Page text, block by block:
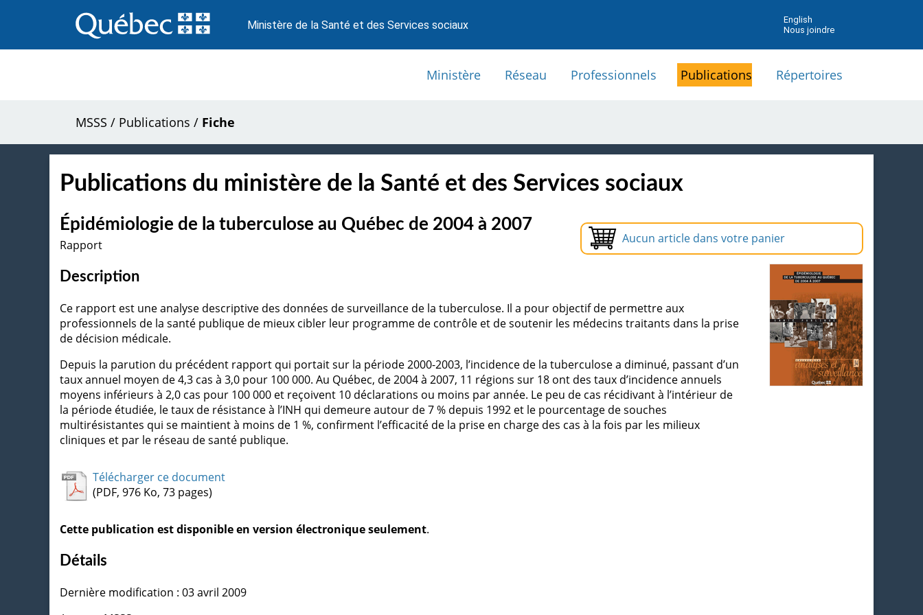
au
contenu
Ministère de la Santé et des Services sociaux
English
Nous joindre
Ministère Réseau Professionnels Publications Répertoires
MSSS / Publications / Fiche
Publications du ministère de la Santé et des Services sociaux
Aucun article dans votre panier
Épidémiologie de la tuberculose au Québec de 2004 à 2007
Rapport
Description
Ce rapport est une analyse descriptive des données de surveillance de la tuberculose. Il a pour objectif de permettre aux
professionnels de la santé publique de mieux cibler leur programme de contrôle et de soutenir les médecins traitants dans la prise
de décision médicale.
Depuis la parution du précédent rapport qui portait sur la période 2000-2003, l’incidence de la tuberculose a diminué, passant d’un
taux annuel moyen de 4,3 cas à 3,0 pour 100 000. Au Québec, de 2004 à 2007, 11 régions sur 18 ont des taux d’incidence annuels
moyens inférieurs à 2,0 cas pour 100 000 et reçoivent 10 déclarations ou moins par année. Le peu de cas récidivant à l’intérieur de
la période étudiée, le taux de résistance à l’INH qui demeure autour de 7 % depuis 1992 et le pourcentage de souches
multirésistantes qui se maintient à moins de 1 %, confirment l’efficacité de la prise en charge des cas à la fois par les milieux
cliniques et par le réseau de santé publique.
Télécharger ce document
(PDF, 976 Ko, 73 pages)
Cette publication est disponible en version électronique seulement.
Détails
Dernière modification : 03 avril 2009